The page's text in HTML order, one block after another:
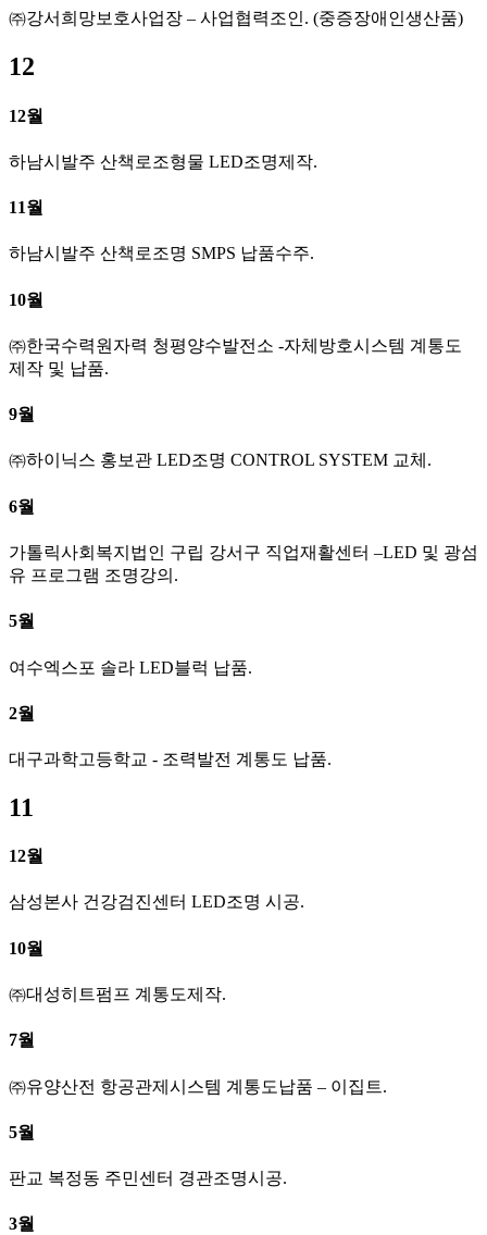
㈜강서희망보호사업장 – 사업협력조인. (중증장애인생산품)
12
12월
하남시발주 산책로조형물 LED조명제작.
11월
하남시발주 산책로조명 SMPS 납품수주.
10월
㈜한국수력원자력 청평양수발전소 -자체방호시스템 계통도
제작 및 납품.
9월
㈜하이닉스 홍보관 LED조명 CONTROL SYSTEM 교체.
6월
가톨릭사회복지법인 구립 강서구 직업재활센터 –LED 및 광섬
유 프로그램 조명강의.
5월
여수엑스포 솔라 LED블럭 납품.
2월
대구과학고등학교 - 조력발전 계통도 납품.
11
12월
삼성본사 건강검진센터 LED조명 시공.
10월
㈜대성히트펌프 계통도제작.
7월
㈜유양산전 항공관제시스템 계통도납품 – 이집트.
5월
판교 복정동 주민센터 경관조명시공.
3월